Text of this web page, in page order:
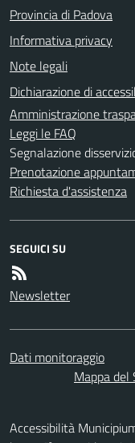
Provincia di Padova
Informativa privacy
Note legali
Dichiarazione di
Amministrazione
Leggi le FAQ
Segnalazione
Prenotazione
Richiesta d'assistenza
SEGUICI SU
Newsletter
Dati monitoraggio
Mappa del
Accessibilità